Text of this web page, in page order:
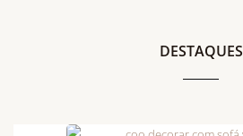
DESTAQUES